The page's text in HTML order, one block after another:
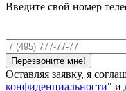
Введите свой номер
Оставляя заявку, я
конфиденциальности" и